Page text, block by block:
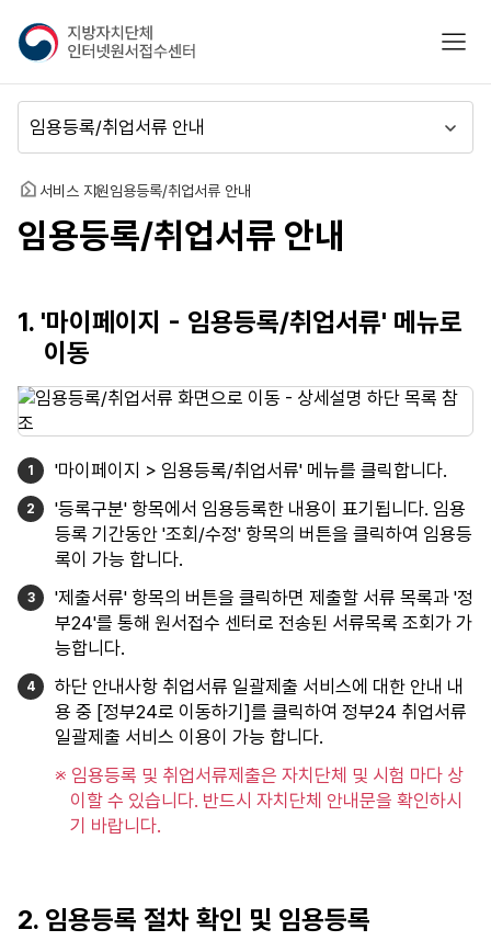
지
방
자
치
단
체
인
넷
원
수
터
모바
뉴
동
홈 서비스 지원임용등록/취업서류 안내
임용등록/취업서류 안내
1. '마이페이지 - 임용등록/취업서류' 메뉴로
이동
'마이페이지 > 임용등록/취업서류' 메뉴를 클릭합니다.
'등록구분' 항목에서 임용등록한 내용이 표기됩니다. 임용
등록 기간동안 '조회/수정' 항목의 버튼을 클릭하여 임용등
록이 가능 합니다.
'제출서류' 항목의 버튼을 클릭하면 제출할 서류 목록과 '정
부24'를 통해 원서접수 센터로 전송된 서류목록 조회가 가
능합니다.
하단 안내사항 취업서류 일괄제출 서비스에 대한 안내 내
용 중 [정부24로 이동하기]를 클릭하여 정부24 취업서류
일괄제출 서비스 이용이 가능 합니다.
※ 임용등록 및 취업서류제출은 자치단체 및 시험 마다 상
이할 수 있습니다. 반드시 자치단체 안내문을 확인하시
기 바랍니다.
2. 임용등록 절차 확인 및 임용등록